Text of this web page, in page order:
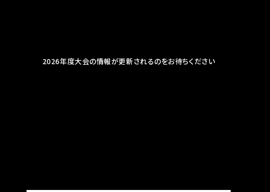
2026年度大会の情報が更新されるのをお待ちください